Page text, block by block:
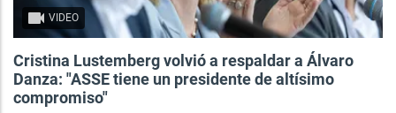
VIDEO
Cristina Lustemberg volvió a respaldar a Álvaro
Danza: "ASSE tiene un presidente de altísimo
compromiso"